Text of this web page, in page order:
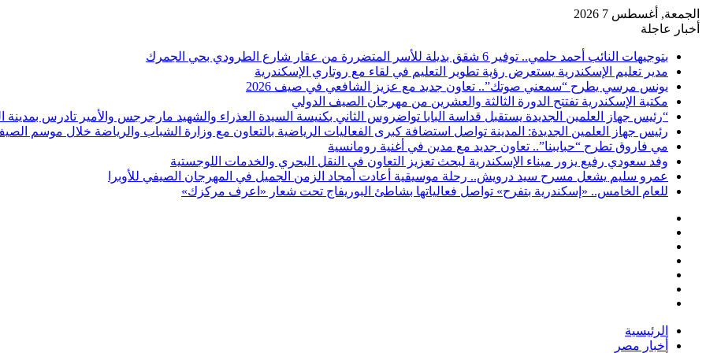
الجمعة, أغسطس 7 2026
أخبار عاجلة
بتوجيهات النائب أحمد حلمي.. توفير 6 شقق بديلة للأسر المتضررة من عقار شارع الطرودي بحي الجمرك
مدير تعليم الإسكندرية يستعرض رؤية تطوير التعليم في لقاء مع روتاري الإسكندرية
يونس مرسي يطرح “سمعني صوتك”.. تعاون جديد مع عزيز الشافعي في صيف 2026
مكتبة الإسكندرية تفتتح الدورة الثالثة والعشرين من مهرجان الصيف الدولي
“رئيس جهاز العلمين الجديدة يستقبل قداسة البابا تواضروس الثاني بكنيسة السيدة العذراء والشهيد مارجرجس والأمير تادرس بمدينة
رئيس جهاز العلمين الجديدة: المدينة تواصل استضافة كبرى الفعاليات الرياضية بالتعاون مع وزارة الشباب والرياضة خلال موسم
مي فاروق تطرح “حبايبنا”.. تعاون جديد مع مدين في أغنية رومانسية
وفد سعودي رفيع يزور ميناء الإسكندرية لبحث تعزيز التعاون في النقل البحري والخدمات اللوجستية
عمرو سليم يشعل مسرح سيد درويش.. رحلة موسيقية أعادت أمجاد الزمن الجميل في المهرجان الصيفي للأوبرا
للعام الخامس.. «إسكندرية بتفرح» تواصل فعالياتها بشاطئ البوريفاج تحت شعار «اعرف مركزك»
جانبي
الرئيسية
أخبار مصر